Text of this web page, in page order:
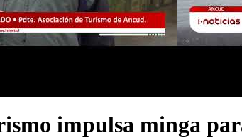
impulsa minga